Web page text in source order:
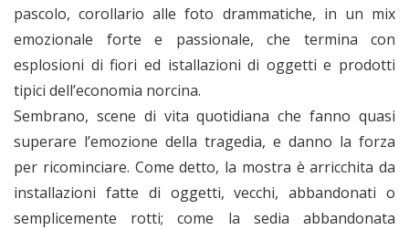
pascolo, corollario alle foto drammatiche, in un mix
emozionale forte e passionale, che termina con
esplosioni di fiori ed istallazioni di oggetti e prodotti
tipici dell’economia norcina.
Sembrano, scene di vita quotidiana che fanno quasi
superare l’emozione della tragedia, e danno la forza
per ricominciare. Come detto, la mostra è arricchita da
installazioni fatte di oggetti, vecchi, abbandonati o
semplicemente rotti; come la sedia abbandonata